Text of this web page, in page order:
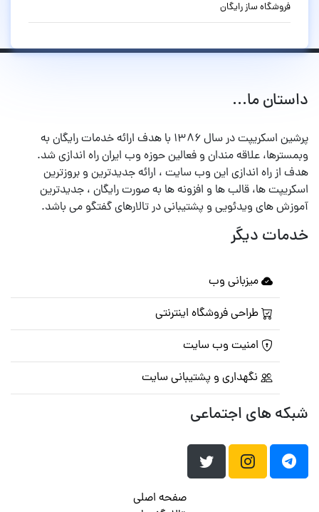
فروشگاه ساز رایگان
داستان ما...
پرشین اسکریپت در سال ۱۳۸۶ با هدف ارائه خدمات رایگان به
وبمسترها، علاقه مندان و فعالین حوزه وب ایران راه اندازی شد.
هدف از راه اندازی این وب سایت ، ارائه جدیدترین و بروزترین
اسکریپت ها، قالب ها و افزونه ها به صورت رایگان ، جدیدترین
آموزش های ویدئویی و پشتیبانی در تالارهای گفتگو می باشد.
خدمات دیگر
میزبانی وب
طراحی فروشگاه اینترنتی
امنیت وب سایت
نگهداری و پشتیبانی سایت
شبکه های اجتماعی
صفحه اصلی